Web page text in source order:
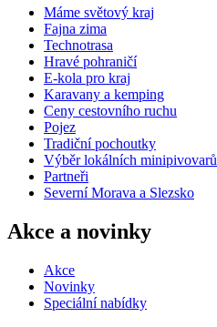
Máme světový kraj
Fajna zima
Technotrasa
Hravé pohraničí
E-kola pro kraj
Karavany a kemping
Ceny cestovního ruchu
Pojez
Tradiční pochoutky
Výběr lokálních minipivovarů
Partneři
Severní Morava a Slezsko
Akce a novinky
Akce
Novinky
Speciální nabídky